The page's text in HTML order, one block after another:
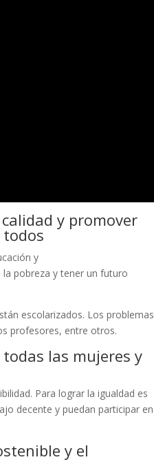
y promover
y
pobreza y tener un futuro
escolarizados. Los problemas
profesores, entre otros.
las mujeres y
Para lograr la igualdad es
decente y puedan participar en
y el